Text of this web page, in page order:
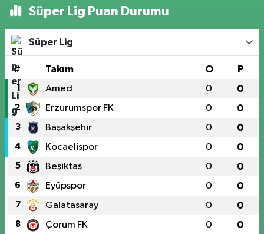
Süper Lig Puan Durumu
Süper Lig
# Takım O P
1 Amed 0 0
2 Erzurumspor FK 0 0
3 Başakşehir 0 0
4 Kocaelispor 0 0
5 Beşiktaş 0 0
6 Eyüpspor 0 0
7 Galatasaray 0 0
8 Çorum FK 0 0